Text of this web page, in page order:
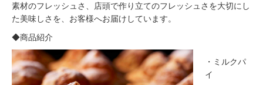
素材のフレッシュさ、店頭で作り立てのフレッシュさを大切にし
た美味しさを、お客様へお届けしています。
◆商品紹介
・ミルクパ
イ